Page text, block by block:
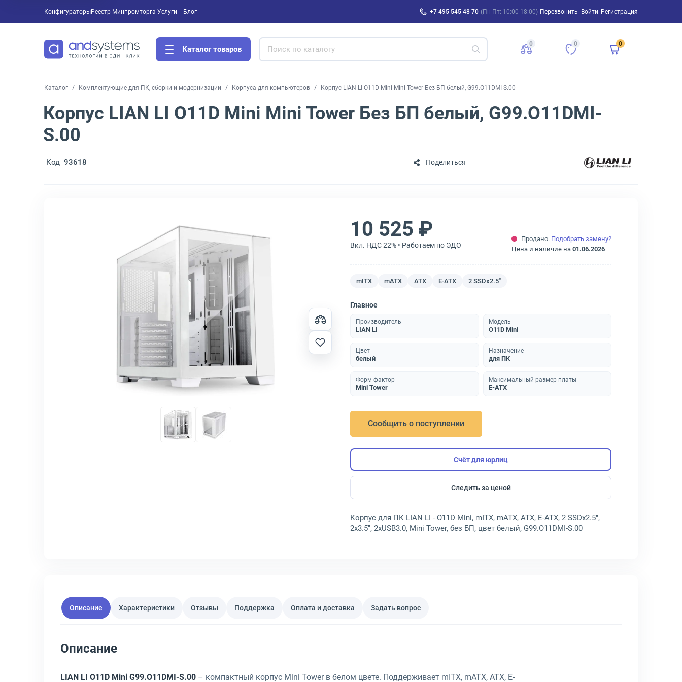
Конфигураторы Услуги
Реестр Минпромторга Блог +7 495 545 48 70 (Пн-Пт: 10:00-18:00) Перезвонить Войти Регистрация
Каталог товаров
0 0 0
Каталог Комплектующие для ПК, сборки и модернизации Корпуса для компьютеров Корпус LIAN LI O11D Mini Mini Tower Без БП белый, G99.O11DMI-S.00
Корпус LIAN LI O11D Mini Mini Tower Без БП белый, G99.O11DMI-
S.00
Код 93618 Поделиться
10 525 ₽
Вкл. НДС 22% • Работаем по ЭДО
Продано. Подобрать замену?
Цена и наличие на 01.06.2026
mITX mATX ATX E-ATX 2 SSDх2.5"
Главное
Производитель
LIAN LI
Модель
O11D Mini
Цвет
белый
Назначение
для ПК
Форм-фактор
Mini Tower
Максимальный размер платы
E-ATX
Сообщить о поступлении
Счёт для юрлиц
Следить за ценой
Корпус для ПК LIAN LI - O11D Mini, mITX, mATX, ATX, E-ATX, 2 SSDх2.5",
2х3.5", 2xUSB3.0, Mini Tower, без БП, цвет белый, G99.O11DMI-S.00
Описание Характеристики Отзывы Поддержка Оплата и доставка Задать вопрос
Описание
LIAN LI O11D Mini G99.O11DMI-S.00 – компактный корпус Mini Tower в белом цвете. Поддерживает mITX, mATX, ATX, E-